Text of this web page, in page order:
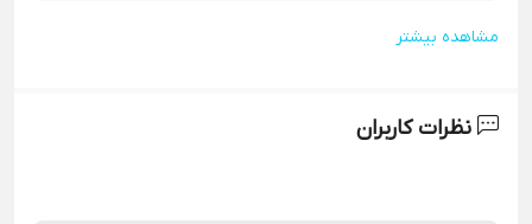
مشاهده بیشتر
نظرات کاربران